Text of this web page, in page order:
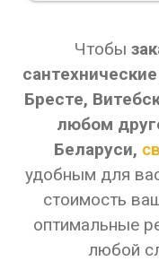
Чтобы
Бресте,
любом
Беларуси,
удобным для
стоимость
оптимальные
любой